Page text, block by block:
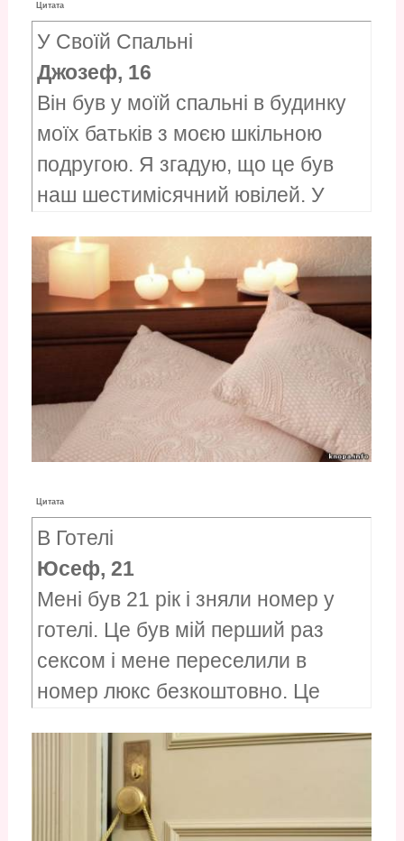
Цитата
У Своїй Спальні
Джозеф, 16
Він був у моїй спальні в будинку
моїх батьків з моєю шкільною
подругою. Я згадую, що це був
наш шестимісячний ювілей. У
музика я був романтичним.
Цитата
В Готелі
Юсеф, 21
Мені був 21 рік і зняли номер у
готелі. Це був мій перший раз
сексом і мене переселили в
номер люкс безкоштовно. Це
дівчиною.